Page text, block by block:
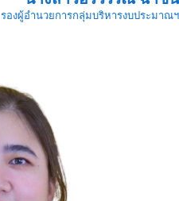
รองผู้อำนวยการกลุ่มบริหารงบประมาณฯ